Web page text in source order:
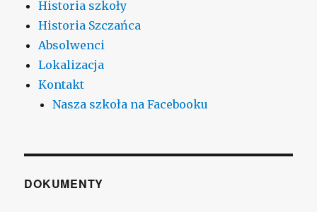
Historia szkoły
Historia Szczańca
Absolwenci
Lokalizacja
Kontakt
Nasza szkoła na Facebooku
DOKUMENTY